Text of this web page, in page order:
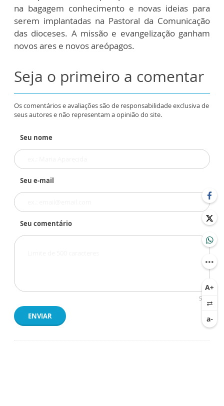
na bagagem conhecimento e novas ideias para
serem implantadas na Pastoral da Comunicação
das dioceses. A missão e evangelização ganham
novos ares e novos areópagos.
Seja o primeiro a comentar
Os comentários e avaliações são de responsabilidade exclusiva de
seus autores e não representam a opinião do site.
Seu nome
Seu e-mail
Seu comentário
500
ENVIAR